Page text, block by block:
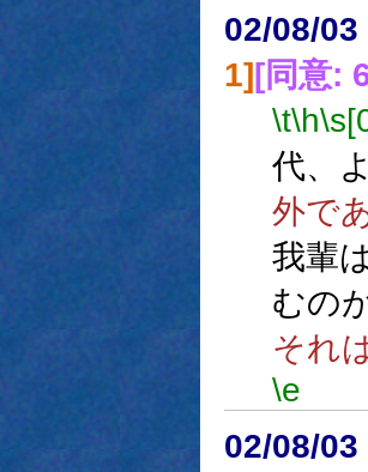
02/08/
1][同意:
\t\h
代、
外で
我輩
むの
それ
\e
02/08/